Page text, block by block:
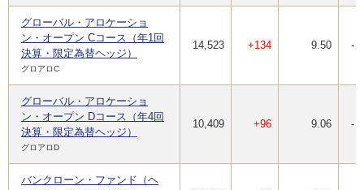
グローバル・アロケーショ
ン・オープン Cコース（年1回
決算・限定為替ヘッジ）
グロアロC
14,523 +134 9.50 -
グローバル・アロケーショ
ン・オープン Dコース（年4回
決算・限定為替ヘッジ）
グロアロD
10,409 +96 9.06 -
バンクローン・ファンド（ヘ